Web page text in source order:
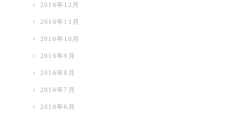
2016年12月
2016年11月
2016年10月
2016年9月
2016年8月
2016年7月
2016年6月